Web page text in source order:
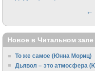
←
Новое в Читальном зале
То же самое (Юнна Мориц)
Дьявол – это атмосфера